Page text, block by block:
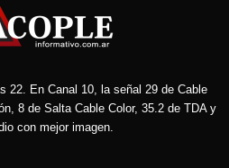
22. En Canal 10, la señal 29 de Cable
8 de Salta Cable Color, 35.2 de TDA y
con mejor imagen.